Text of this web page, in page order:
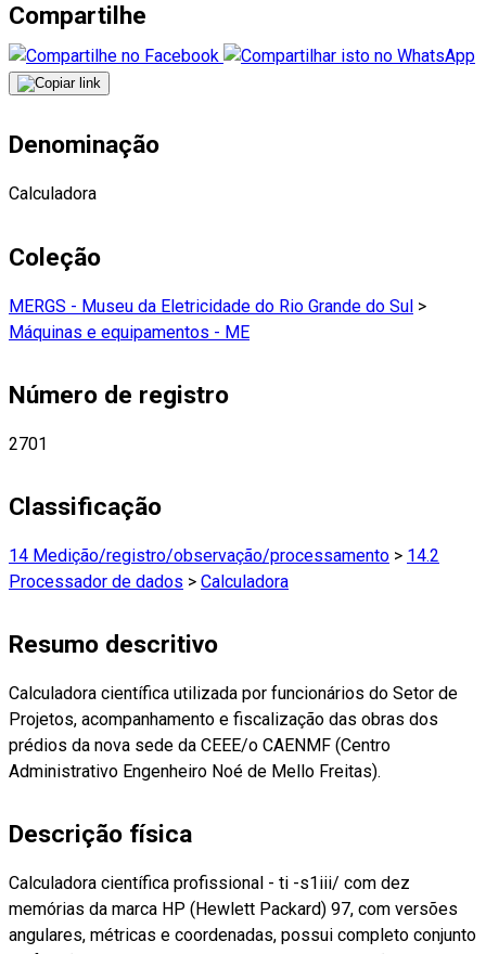
Compartilhe
Denominação
Calculadora
Coleção
MERGS - Museu da Eletricidade do Rio Grande do Sul >
Máquinas e equipamentos - ME
Número de registro
2701
Classificação
14 Medição/registro/observação/processamento > 14.2
Processador de dados > Calculadora
Resumo descritivo
Calculadora científica utilizada por funcionários do Setor de
Projetos, acompanhamento e fiscalização das obras dos
prédios da nova sede da CEEE/o CAENMF (Centro
Administrativo Engenheiro Noé de Mello Freitas).
Descrição física
Calculadora científica profissional - ti -s1iii/ com dez
memórias da marca HP (Hewlett Packard) 97, com versões
angulares, métricas e coordenadas, possui completo conjunto